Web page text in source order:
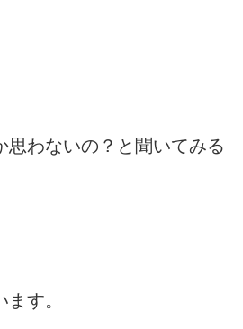
わないの？と聞いてみる
す。